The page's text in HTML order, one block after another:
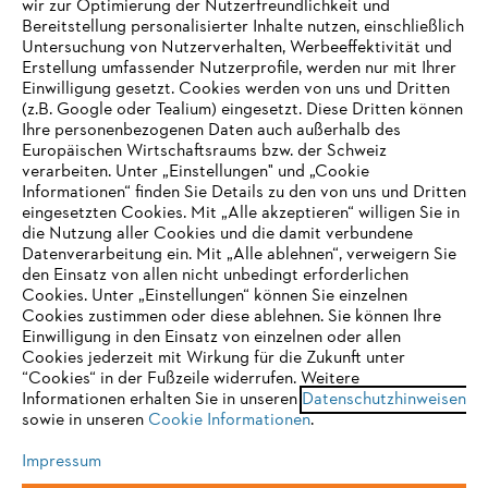
Häufig gestellte Fragen
Support
Datenschutz Impressum Cookies
Rechtliche Informationen
STIHL VERTRIEBS AG, 8617 Mönchaltorf
IHR BROWSER WIRD NICHT
UNTERSTÜTZT
Sie nutzen einen Browser, den wir noch nicht unterstützen. Für
eine optimale Nutzung unserer Seite empfehlen wir Ihnen, zu
einem der folgenden Browser zu wechseln:
wir zur Optimierung der Nutzerfreundlichkeit und
Bereitstellung personalisierter Inhalte nutzen, einschließlich
Untersuchung von Nutzerverhalten, Werbeeffektivität und
Erstellung umfassender Nutzerprofile, werden nur mit Ihrer
Einwilligung gesetzt. Cookies werden von uns und Dritten
(z.B. Google oder Tealium) eingesetzt. Diese Dritten können
Ihre personenbezogenen Daten auch außerhalb des
Europäischen Wirtschaftsraums bzw. der Schweiz
verarbeiten. Unter „Einstellungen" und „Cookie
Informationen“ finden Sie Details zu den von uns und Dritten
eingesetzten Cookies. Mit „Alle akzeptieren“ willigen Sie in
die Nutzung aller Cookies und die damit verbundene
Datenverarbeitung ein. Mit „Alle ablehnen“, verweigern Sie
den Einsatz von allen nicht unbedingt erforderlichen
Cookies. Unter „Einstellungen“ können Sie einzelnen
Cookies zustimmen oder diese ablehnen. Sie können Ihre
Einwilligung in den Einsatz von einzelnen oder allen
Cookies jederzeit mit Wirkung für die Zukunft unter
“Cookies“ in der Fußzeile widerrufen. Weitere
Informationen erhalten Sie in unseren Datenschutzhinweisen
sowie in unseren Cookie Informationen.
Impressum